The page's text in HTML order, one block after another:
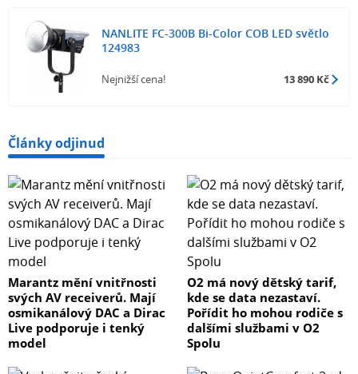
Napájení
2600
Světelné spektrum
Bi-Color
DMX
Ano
Zabudovaná baterie
Ne
NANLITE FC-300B Bi-Color COB LED světlo
124983
Nejnižší cena! 13 890 Kč
Články odjinud
Marantz mění vnitřnosti
svých AV receiverů. Mají
osmikanálový DAC a Dirac
Live podporuje i tenký
model
O2 má nový dětský tarif,
kde se data nezastaví.
Pořídit ho mohou rodiče s
dalšími službami v O2
Spolu